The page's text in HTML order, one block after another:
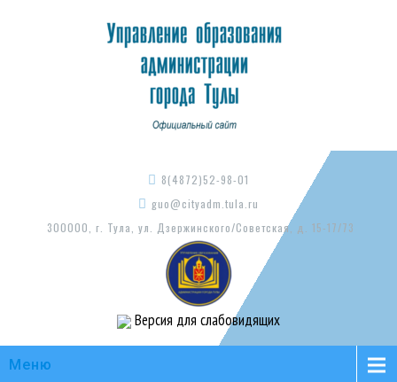
8(4872)52-98-01
guo@cityadm.tula.ru
300000, г. Тула, ул. Дзержинского/Советская, д. 15-17/73
Версия для слабовидящих
Меню